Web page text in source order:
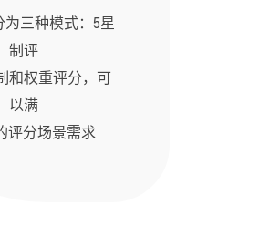
为三种模式：5星
制评
和权重评分，可
以满
评分场景需求